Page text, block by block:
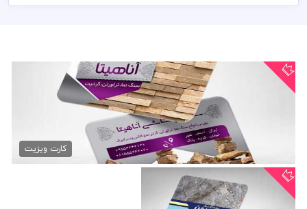
کارت ویزیت سنگ نما ساختمان
79,000 تومان
کارت ویزیت